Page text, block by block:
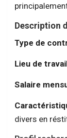
Description
Type de
Lieu de
Salaire
divers en